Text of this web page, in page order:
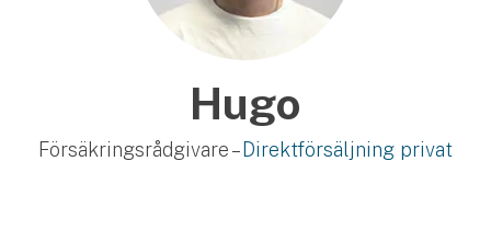
Hugo
Försäkringsrådgivare – Direktförsäljning privat